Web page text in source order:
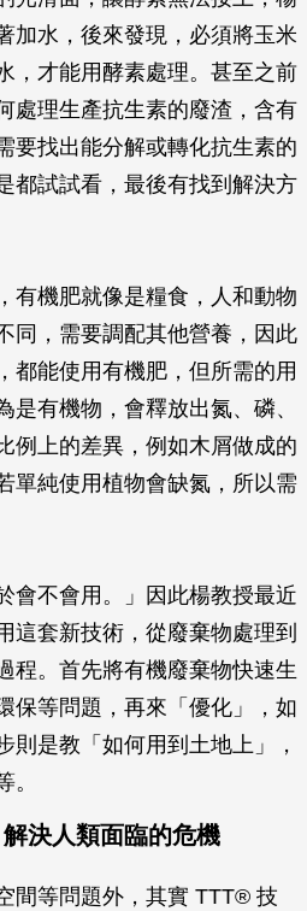
加水，後來發現，必須將玉米
，才能用酵素處理。甚至之前
處理生產抗生素的廢渣，含有
要找出能分解或轉化抗生素的
都試試看，最後有找到解決方
有機肥就像是糧食，人和動物
同，需要調配其他營養，因此
都能使用有機肥，但所需的用
是有機物，會釋放出氮、磷、
例上的差異，例如木屑做成的
單純使用植物會缺氮，所以需
會不會用。」因此楊教授最近
這套新技術，從廢棄物處理到
程。首先將有機廢棄物快速生
保等問題，再來「優化」，如
則是教「如何用到土地上」，
。
決人類面臨的危機
間等問題外，其實 TTT® 技